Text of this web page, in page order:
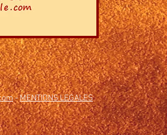
-MENTIONS LEGALES